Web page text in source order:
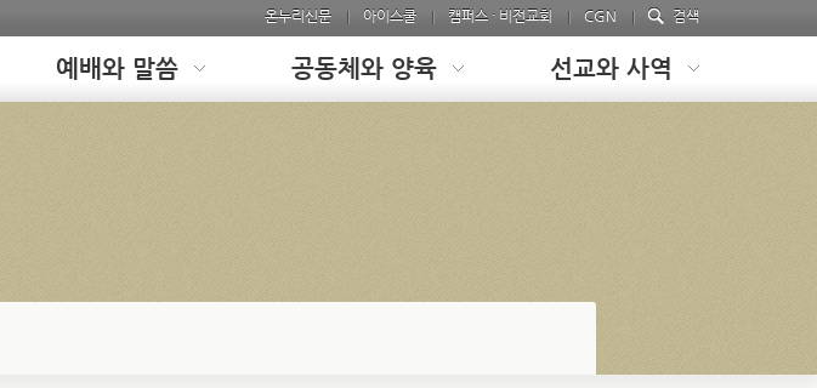
온누리신문 아이스쿨 캠퍼스 · 비전교회 CGN 검색
예배와 말씀 공동체와 양육 선교와 사역